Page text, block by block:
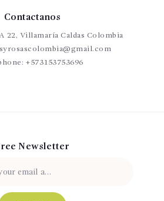
Contactanos
22, Villamaría Caldas Colombia
+573153753696
Newsletter